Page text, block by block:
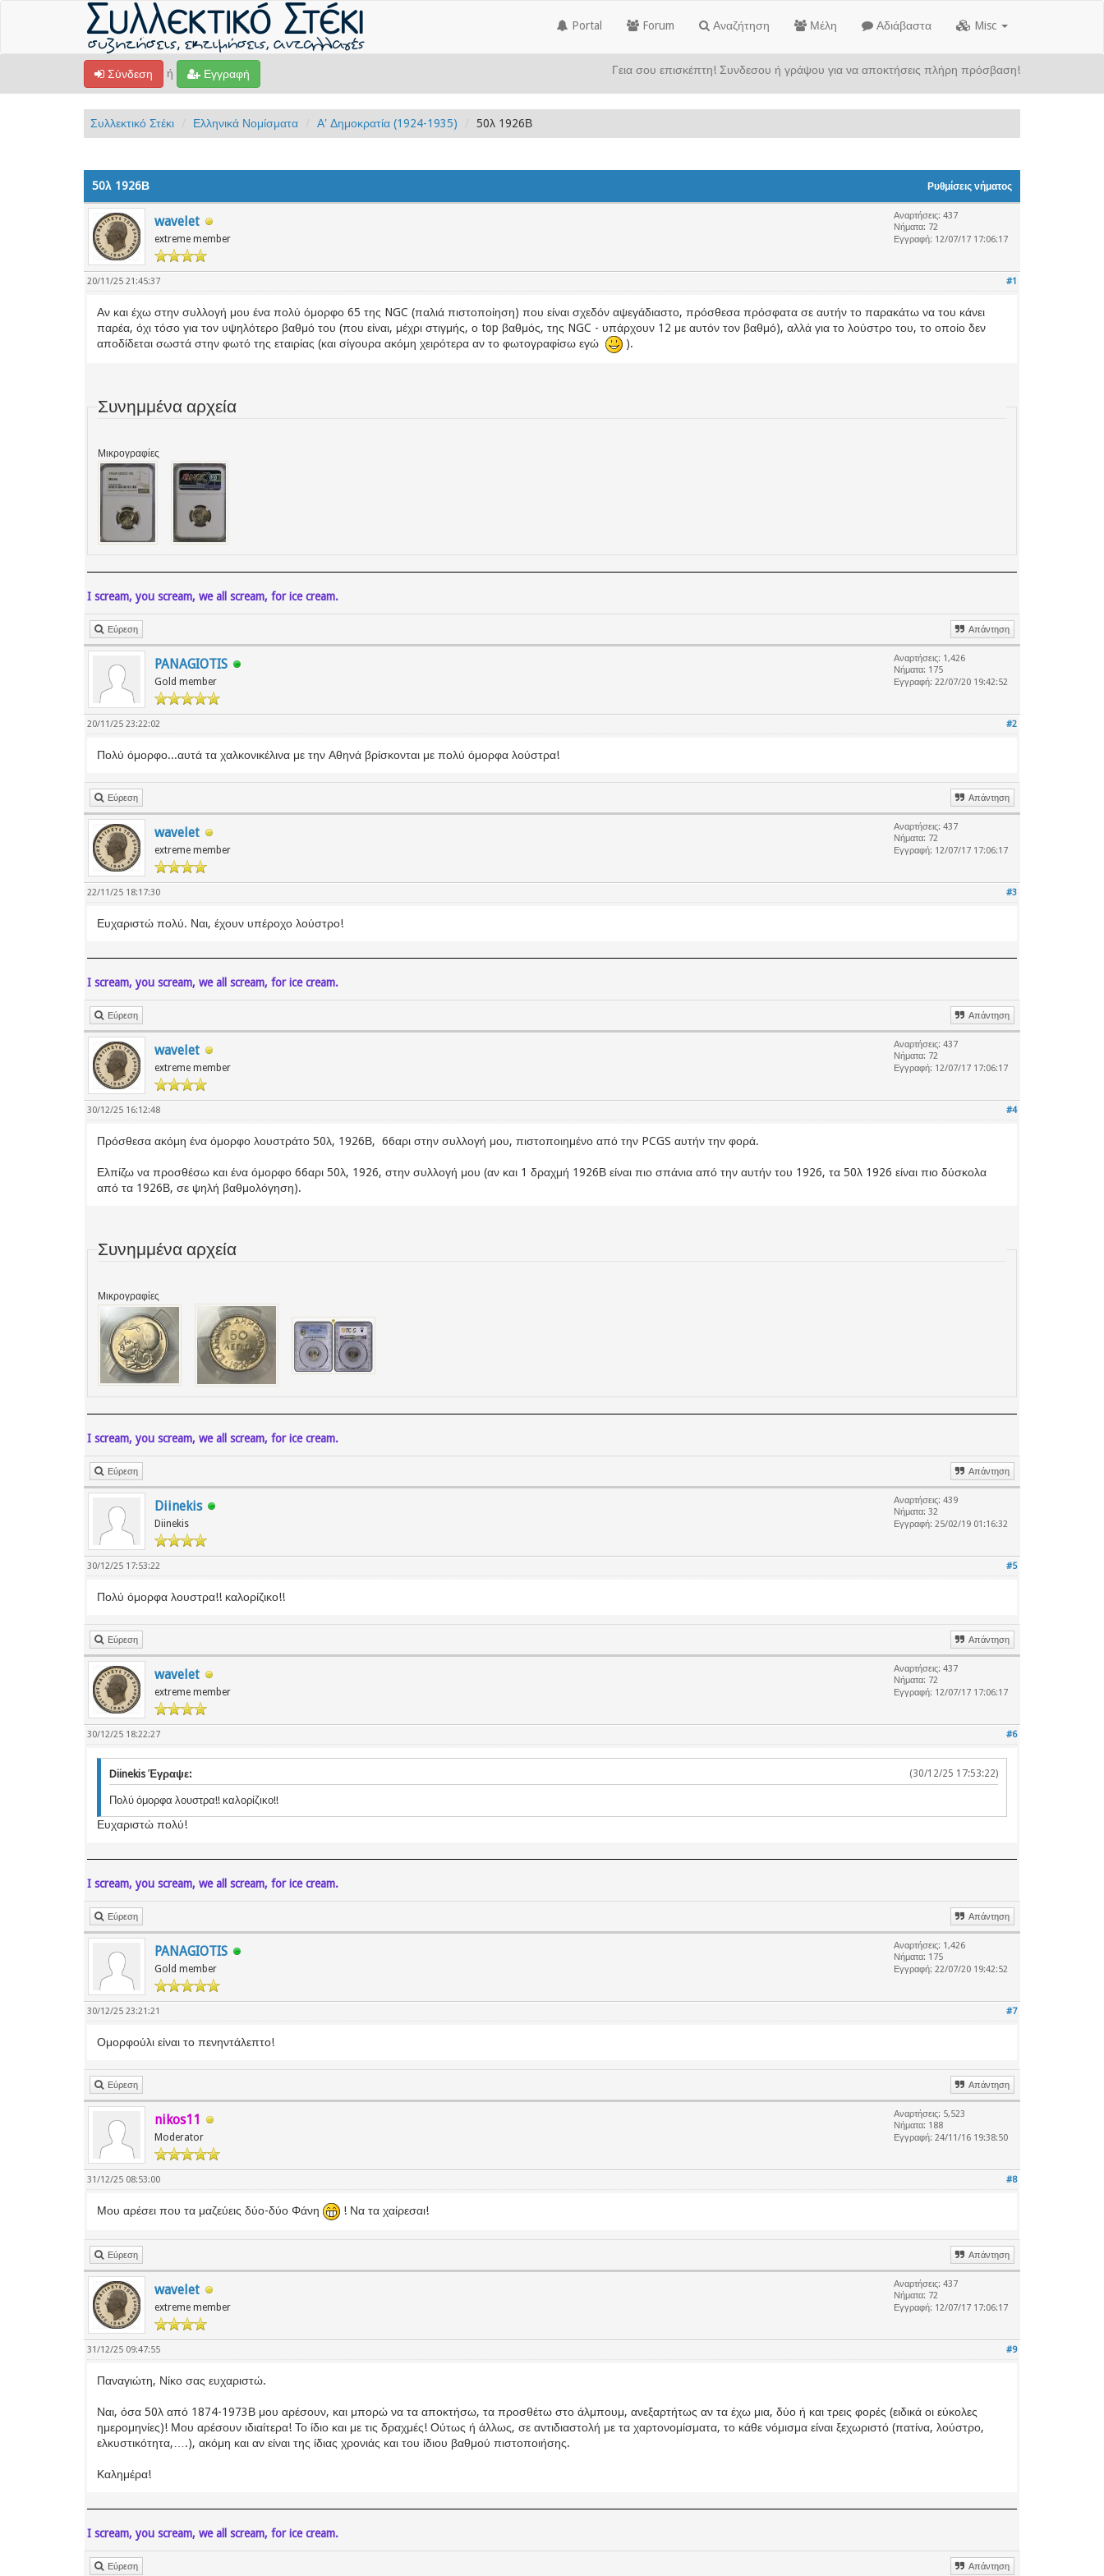
Portal Forum Αναζήτηση Μέλη Αδιάβαστα Misc
Σύνδεση ή Εγγραφή Γεια σου επισκέπτη! Συνδεσου ή γράψου για να αποκτήσεις πλήρη πρόσβαση!
Συλλεκτικό Στέκι Ελληνικά Νομίσματα Α' Δημοκρατία (1924-1935) 50λ 1926Β
Ρυθμίσεις νήματος
50λ 1926Β
wavelet
extreme member
Αναρτήσεις: 437
Νήματα: 72
Εγγραφή: 12/07/17 17:06:17
#1
20/11/25 21:45:37
Αν και έχω στην συλλογή μου ένα πολύ όμορφο 65 της NGC (παλιά πιστοποίηση) που είναι σχεδόν αψεγάδιαστο, πρόσθεσα πρόσφατα σε αυτήν το παρακάτω να του κάνει
παρέα, όχι τόσο για τον υψηλότερο βαθμό του (που είναι, μέχρι στιγμής, ο top βαθμός, της NGC - υπάρχουν 12 με αυτόν τον βαθμό), αλλά για το λούστρο του, το οποίο δεν
αποδίδεται σωστά στην φωτό της εταιρίας (και σίγουρα ακόμη χειρότερα αν το φωτογραφίσω εγώ
).
Συνημμένα αρχεία
Μικρογραφίες
I scream, you scream, we all scream, for ice cream.
Εύρεση Απάντηση
PANAGIOTIS
Gold member
Αναρτήσεις: 1,426
Νήματα: 175
Εγγραφή: 22/07/20 19:42:52
#2
20/11/25 23:22:02
Πολύ όμορφο...αυτά τα χαλκονικέλινα με την Αθηνά βρίσκονται με πολύ όμορφα λούστρα!
Εύρεση Απάντηση
wavelet
extreme member
Αναρτήσεις: 437
Νήματα: 72
Εγγραφή: 12/07/17 17:06:17
#3
22/11/25 18:17:30
Ευχαριστώ πολύ. Ναι, έχουν υπέροχο λούστρο!
I scream, you scream, we all scream, for ice cream.
Εύρεση Απάντηση
wavelet
extreme member
Αναρτήσεις: 437
Νήματα: 72
Εγγραφή: 12/07/17 17:06:17
#4
30/12/25 16:12:48
Πρόσθεσα ακόμη ένα όμορφο λουστράτο 50λ, 1926Β, 66αρι στην συλλογή μου, πιστοποιημένο από την PCGS αυτήν την φορά.
Ελπίζω να προσθέσω και ένα όμορφο 66αρι 50λ, 1926, στην συλλογή μου (αν και 1 δραχμή 1926Β είναι πιο σπάνια από την αυτήν του 1926, τα 50λ 1926 είναι πιο δύσκολα
από τα 1926Β, σε ψηλή βαθμολόγηση).
Συνημμένα αρχεία
Μικρογραφίες
I scream, you scream, we all scream, for ice cream.
Εύρεση Απάντηση
Diinekis
Diinekis
Αναρτήσεις: 439
Νήματα: 32
Εγγραφή: 25/02/19 01:16:32
#5
30/12/25 17:53:22
Πολύ όμορφα λουστρα!! καλορίζικο!!
Εύρεση Απάντηση
wavelet
extreme member
Αναρτήσεις: 437
Νήματα: 72
Εγγραφή: 12/07/17 17:06:17
#6
30/12/25 18:22:27
(30/12/25 17:53:22)
Diinekis Έγραψε:
Πολύ όμορφα λουστρα!! καλορίζικο!!
Ευχαριστώ πολύ!
I scream, you scream, we all scream, for ice cream.
Εύρεση Απάντηση
PANAGIOTIS
Gold member
Αναρτήσεις: 1,426
Νήματα: 175
Εγγραφή: 22/07/20 19:42:52
#7
30/12/25 23:21:21
Ομορφούλι είναι το πενηντάλεπτο!
Εύρεση Απάντηση
nikos11
Moderator
Αναρτήσεις: 5,523
Νήματα: 188
Εγγραφή: 24/11/16 19:38:50
#8
31/12/25 08:53:00
Μου αρέσει που τα μαζεύεις δύο-δύο Φάνη ! Να τα χαίρεσαι!
Εύρεση Απάντηση
wavelet
extreme member
Αναρτήσεις: 437
Νήματα: 72
Εγγραφή: 12/07/17 17:06:17
#9
31/12/25 09:47:55
Παναγιώτη, Νίκο σας ευχαριστώ.
Ναι, όσα 50λ από 1874-1973Β μου αρέσουν, και μπορώ να τα αποκτήσω, τα προσθέτω στο άλμπουμ, ανεξαρτήτως αν τα έχω μια, δύο ή και τρεις φορές (ειδικά οι εύκολες
ημερομηνίες)! Μου αρέσουν ιδιαίτερα! Το ίδιο και με τις δραχμές! Ούτως ή άλλως, σε αντιδιαστολή με τα χαρτονομίσματα, το κάθε νόμισμα είναι ξεχωριστό (πατίνα, λούστρο,
ελκυστικότητα,….), ακόμη και αν είναι της ίδιας χρονιάς και του ίδιου βαθμού πιστοποιήσης.
Καλημέρα!
I scream, you scream, we all scream, for ice cream.
Εύρεση Απάντηση